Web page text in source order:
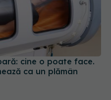
ca un plămân